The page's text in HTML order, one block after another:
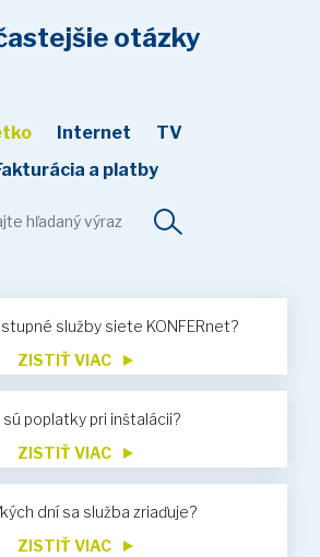
otázky
Internet
TV
a platby
služby siete KONFERnet?
ZISTIŤ VIAC
sú poplatky pri inštalácii?
ZISTIŤ VIAC
dní sa služba zriaďuje?
ZISTIŤ VIAC